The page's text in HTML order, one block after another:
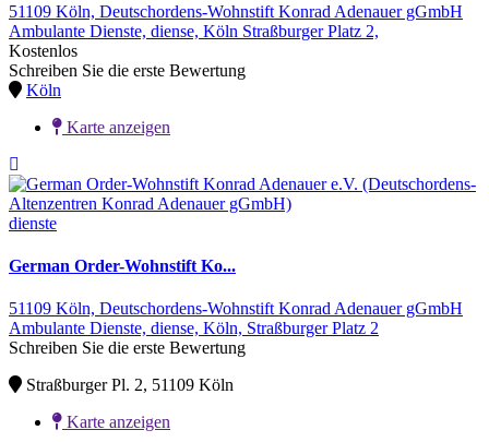
51109 Köln, Deutschordens-Wohnstift Konrad Adenauer gGmbH
Ambulante Dienste, diense, Köln Straßburger Platz 2,
Kostenlos
Schreiben Sie die erste Bewertung
Köln
Karte anzeigen
dienste
German Order-Wohnstift Ko...
51109 Köln, Deutschordens-Wohnstift Konrad Adenauer gGmbH
Ambulante Dienste, diense, Köln, Straßburger Platz 2
Schreiben Sie die erste Bewertung
Straßburger Pl. 2, 51109 Köln
Karte anzeigen